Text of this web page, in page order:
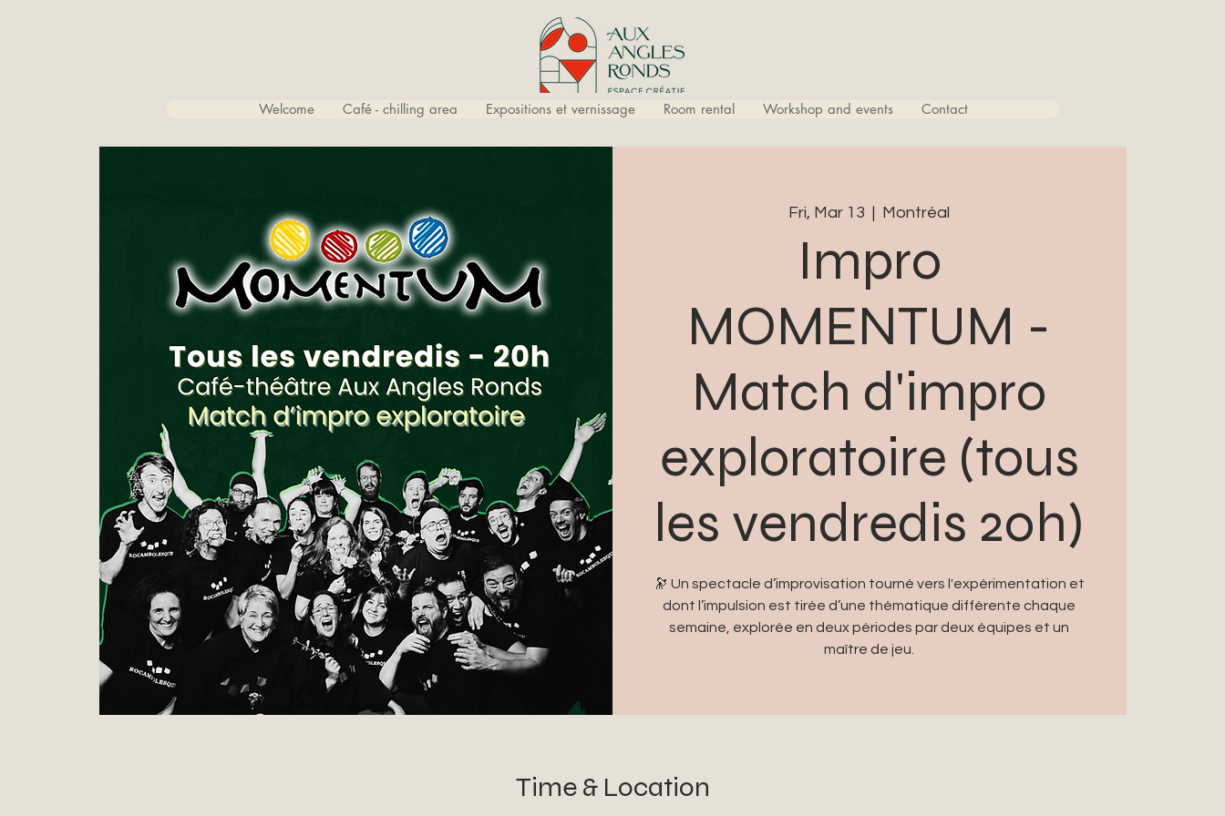
Welcome Café - chilling area Expositions et vernissage Room rental Workshop and events Contact
Fri, Mar 13
  |
Montréal
Impro
MOMENTUM -
Match d'impro
exploratoire (tous
les vendredis 20h)
🔭 Un spectacle d’improvisation tourné vers l'expérimentation et
dont l’impulsion est tirée d’une thématique différente chaque
semaine, explorée en deux périodes par deux équipes et un
maître de jeu.
Time & Location